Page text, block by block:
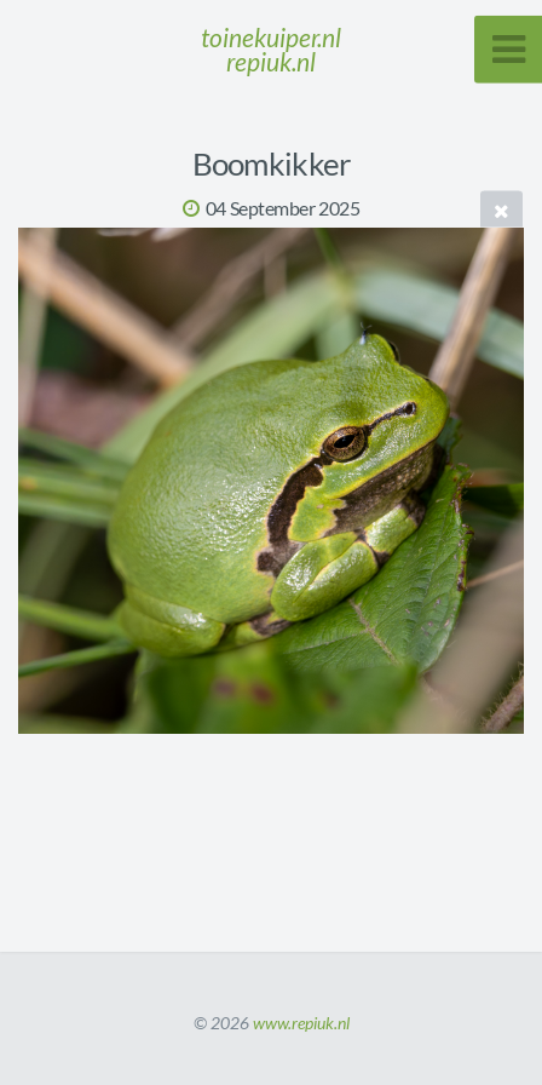
toinekuiper.nl
repiuk.nl
Boomkikker
04 September 2025
© 2026www.repiuk.nl